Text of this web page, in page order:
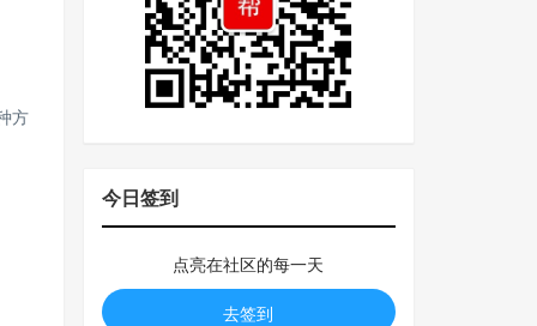
方
今日签到
点亮在社区的每一天
去签到